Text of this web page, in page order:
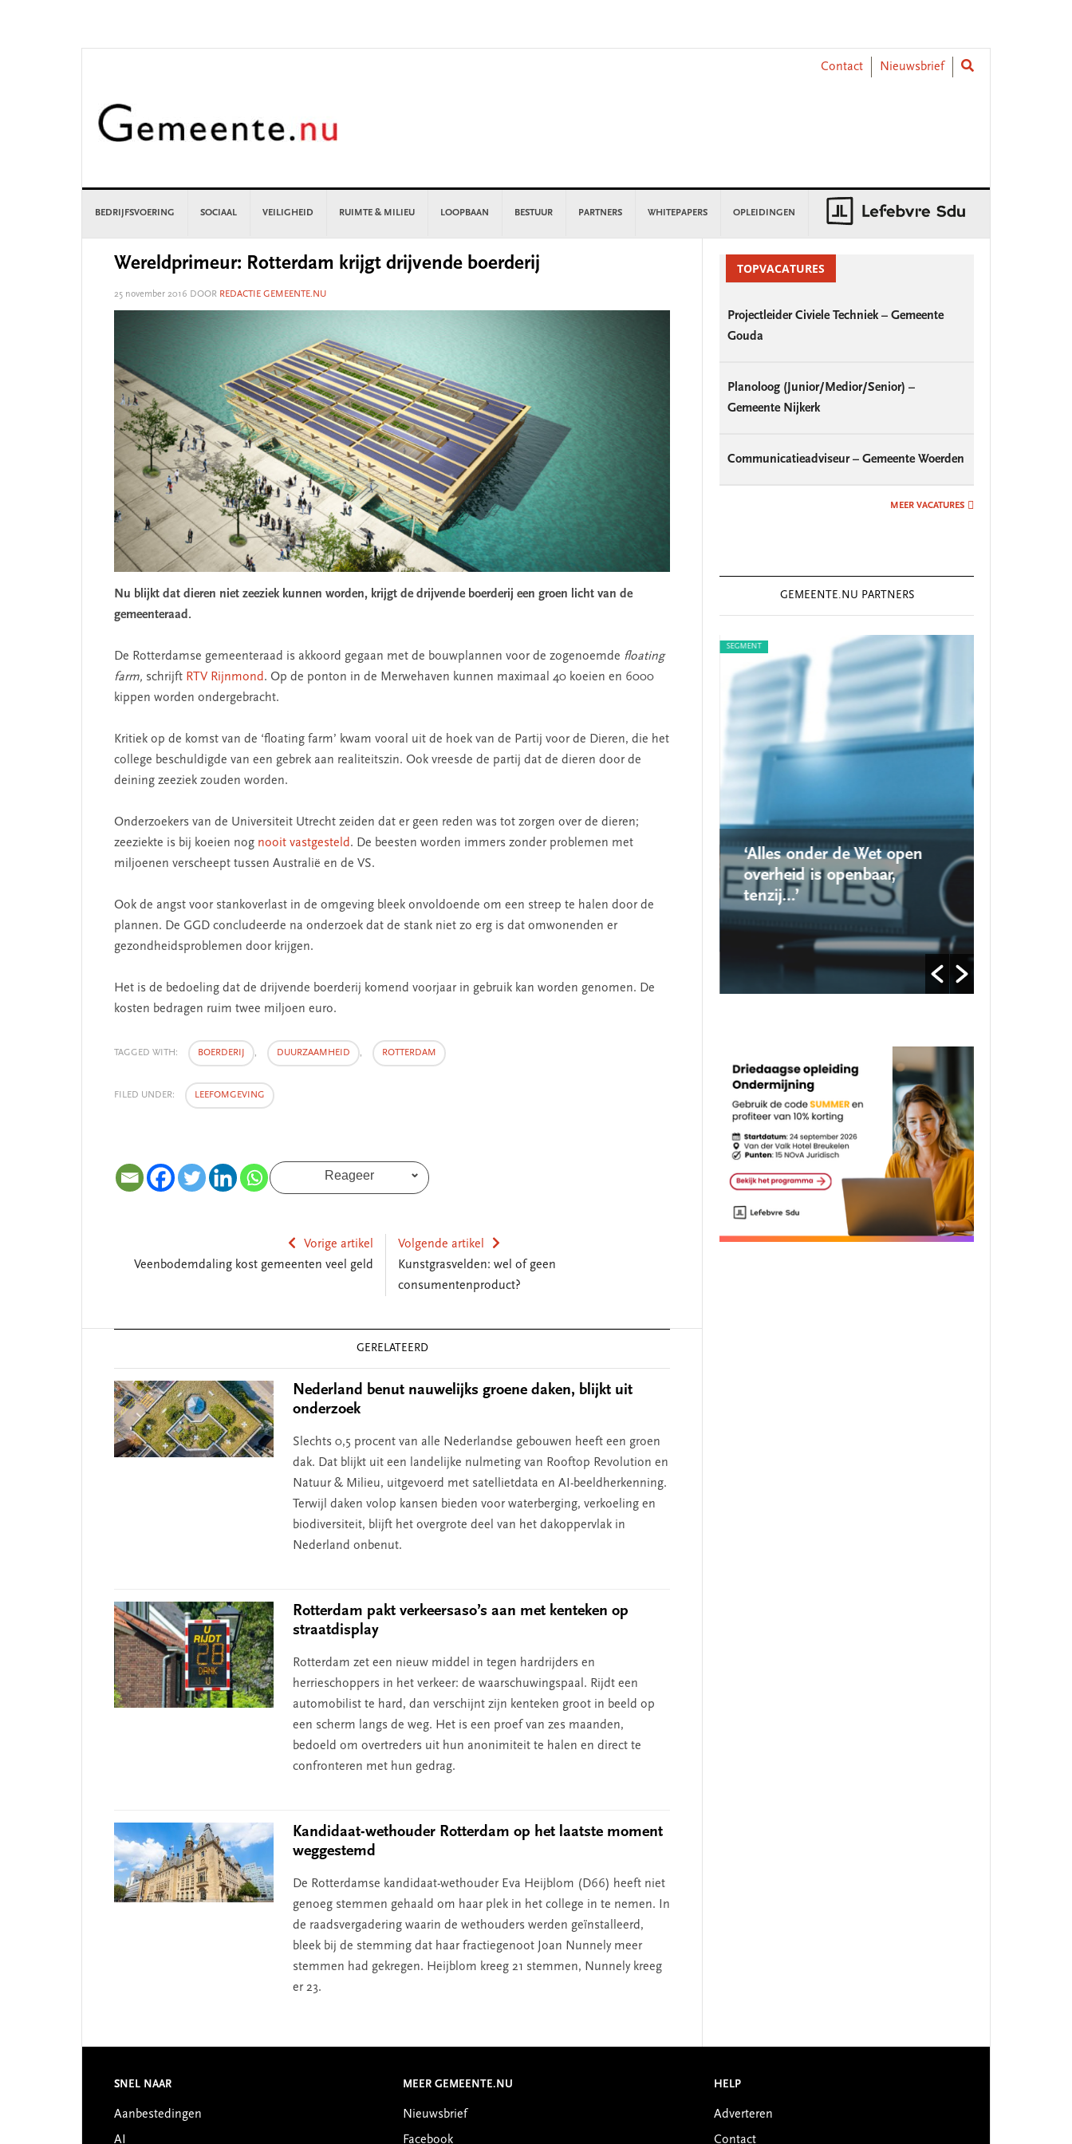
Contact
Nieuwsbrief
BEDRIJFSVOERING SOCIAAL VEILIGHEID RUIMTE & MILIEU LOOPBAAN BESTUUR PARTNERS WHITEPAPERS OPLEIDINGEN
Wereldprimeur: Rotterdam krijgt drijvende boerderij
25 november 2016 DOOR REDACTIE GEMEENTE.NU
Nu blijkt dat dieren niet zeeziek kunnen worden, krijgt de drijvende boerderij een groen licht van de
gemeenteraad.
De Rotterdamse gemeenteraad is akkoord gegaan met de bouwplannen voor de zogenoemde floating
farm, schrijft RTV Rijnmond. Op de ponton in de Merwehaven kunnen maximaal 40 koeien en 6000
kippen worden ondergebracht.
Kritiek op de komst van de ‘floating farm’ kwam vooral uit de hoek van de Partij voor de Dieren, die het
college beschuldigde van een gebrek aan realiteitszin. Ook vreesde de partij dat de dieren door de
deining zeeziek zouden worden.
Onderzoekers van de Universiteit Utrecht zeiden dat er geen reden was tot zorgen over de dieren;
zeeziekte is bij koeien nog nooit vastgesteld. De beesten worden immers zonder problemen met
miljoenen verscheept tussen Australië en de VS.
Ook de angst voor stankoverlast in de omgeving bleek onvoldoende om een streep te halen door de
plannen. De GGD concludeerde na onderzoek dat de stank niet zo erg is dat omwonenden er
gezondheidsproblemen door krijgen.
Het is de bedoeling dat de drijvende boerderij komend voorjaar in gebruik kan worden genomen. De
kosten bedragen ruim twee miljoen euro.
TAGGED WITH: BOERDERIJ , DUURZAAMHEID , ROTTERDAM
FILED UNDER: LEEFOMGEVING
Reageer
Vorige artikel
Veenbodemdaling kost gemeenten veel geld
Volgende artikel
Kunstgrasvelden: wel of geen
consumentenproduct?
GERELATEERD
Nederland benut nauwelijks groene daken, blijkt uit
onderzoek
Slechts 0,5 procent van alle Nederlandse gebouwen heeft een groen
dak. Dat blijkt uit een landelijke nulmeting van Rooftop Revolution en
Natuur & Milieu, uitgevoerd met satellietdata en AI-beeldherkenning.
Terwijl daken volop kansen bieden voor waterberging, verkoeling en
biodiversiteit, blijft het overgrote deel van het dakoppervlak in
Nederland onbenut.
Rotterdam pakt verkeersaso’s aan met kenteken op
straatdisplay
Rotterdam zet een nieuw middel in tegen hardrijders en
herrieschoppers in het verkeer: de waarschuwingspaal. Rijdt een
automobilist te hard, dan verschijnt zijn kenteken groot in beeld op
een scherm langs de weg. Het is een proef van zes maanden,
bedoeld om overtreders uit hun anonimiteit te halen en direct te
confronteren met hun gedrag.
Kandidaat-wethouder Rotterdam op het laatste moment
weggestemd
De Rotterdamse kandidaat-wethouder Eva Heijblom (D66) heeft niet
genoeg stemmen gehaald om haar plek in het college in te nemen. In
de raadsvergadering waarin de wethouders werden geïnstalleerd,
bleek bij de stemming dat haar fractiegenoot Joan Nunnely meer
stemmen had gekregen. Heijblom kreeg 21 stemmen, Nunnely kreeg
er 23.
SidebarTOPVACATURES
Projectleider Civiele Techniek – Gemeente
Gouda
Planoloog (Junior/Medior/Senior) –
Gemeente Nijkerk
Communicatieadviseur – Gemeente Woerden
MEER VACATURES
GEMEENTE.NU PARTNERS
missie van Segment
‘Persoonlijk leiderschap
‘Met een integrale aanpak
helpen’
SEGMENT
‘Alles onder de Wet open
overheid is openbaar,
tenzij…’
Footer
SNEL NAAR
Aanbestedingen
AI
MEER GEMEENTE.NU
Nieuwsbrief
Facebook
HELP
Adverteren
Contact